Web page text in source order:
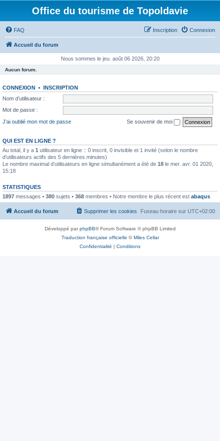
Office du tourisme de Topoldavie
FAQ Connexion
Inscription
Accueil du forum
Nous sommes le jeu. août 06 2026, 20:20
Aucun forum.
CONNEXION • INSCRIPTION
Nom d’utilisateur :
Mot de passe :
J’ai oublié mon mot de passe
Se souvenir de moi
QUI EST EN LIGNE ?
Au total, il y a 1 utilisateur en ligne :: 0 inscrit, 0 invisible et 1 invité (selon le nombre
d’utilisateurs actifs des 5 dernières minutes)
Le nombre maximal d’utilisateurs en ligne simultanément a été de 18 le mer. avr. 01 2020,
15:18
STATISTIQUES
1897 messages • 380 sujets • 368 membres • Notre membre le plus récent est abaqus
Accueil du forum Fuseau horaire sur UTC+02:00
Supprimer les cookies
Développé parphpBB® Forum Software © phpBB Limited
Traduction française officielle ©Miles Cellar
Confidentialité | Conditions